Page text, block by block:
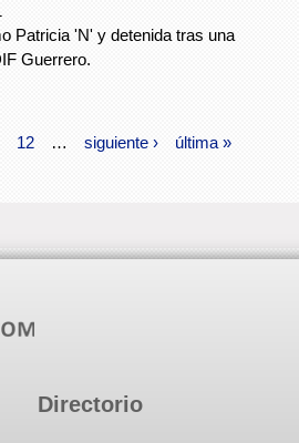
Patricia 'N' y detenida tras una
Guerrero.
12 … siguiente › última »
Directorio